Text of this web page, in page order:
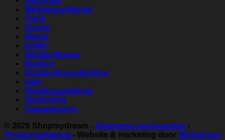
Wegwerpartikelen
Tools
Overig
Moyra
Koffer
Display/Boxes
Boeken
Display/Boxes/koffers
Sale
Stoelen/zadelkruk
Startersets
Groepslessen
© 2026 Shopmydream - Algemene voorwaarden -
Privacyverklaring - Website & marketing door WeDeCom